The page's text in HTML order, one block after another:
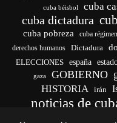
cuba béisbol cuba
cuba dictadura
cuba pobreza cuba régimen
derechos humanos Dictadura
ELECCIONES españa
gaza GOBIERNO
HISTORIA irán
noticias de